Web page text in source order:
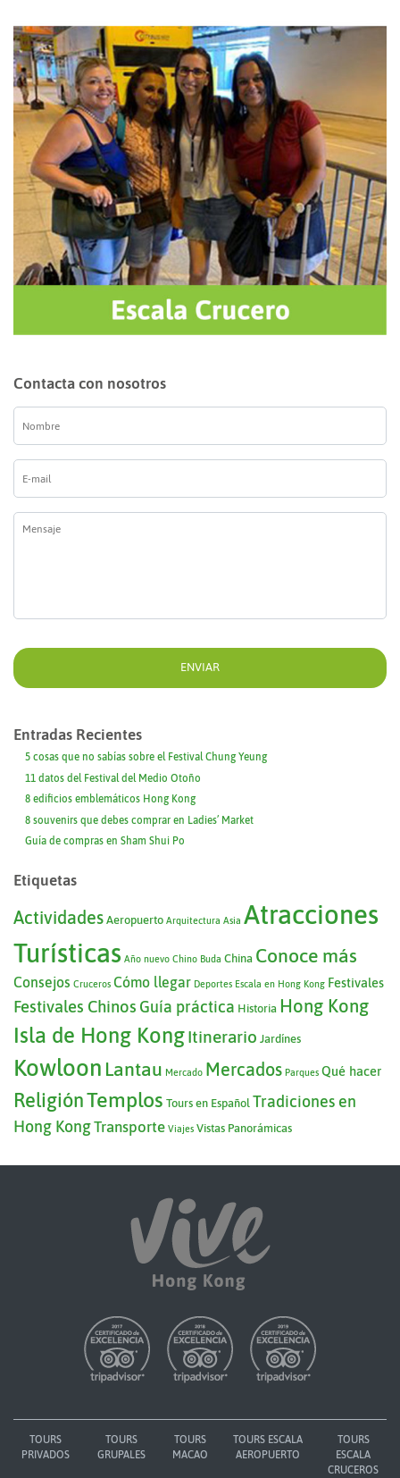
Contacta con nosotros
Nombre
mail
*
Entradas Recientes
5 cosas que no sabías sobre el Festival Chung Yeung
11 datos del Festival del Medio Otoño
8 edificios emblemáticos Hong Kong
8 souvenirs que debes comprar en Ladies’ Market
Guía de compras en Sham Shui Po
Etiquetas
Actividades Aeropuerto Arquitectura Asia Atracciones
Turísticas Año nuevo Chino Buda China Conoce más
Consejos Cruceros Cómo llegar Deportes Escala en Hong Kong Festivales
Festivales Chinos Guía práctica Historia Hong Kong
Isla de Hong KongItinerario Jardínes
Kowloon Lantau Mercado Mercados Parques Qué hacer
ReligiónTemplos Tours en Español Tradiciones en
Hong KongTransporte Viajes Vistas Panorámicas
TOURS
PRIVADOS
TOURS
GRUPALES
TOURS
MACAO
TOURS ESCALA
AEROPUERTO
TOURS
ESCALA
CRUCEROS